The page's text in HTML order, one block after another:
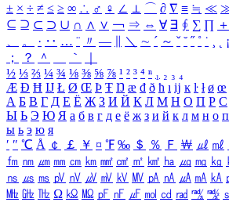
± × ÷ ≠ ≤ ≥ ∞ ∴ ♂ ♀ ∠ ⊥ ⌒ ∂ ∇ ≡ ≒ ≪
⊆ ⊇ ⊂ ⊃ ∪ ∩ ∧ ∨ ￢ ⇒ ⇔ ∀ ∃ ∮ ∑ ∏ ＋
、
。 · ‥ … ¨ 〃 ― ＼ ∼ ´ ～ ˇ ˘ ˝ ˚ ˙ ¸ ¡
；
？ ＾ ｀
½ ⅓ ⅔ ¼ ¾ ⅛ ⅜ ⅝ ⅞ ¹ ² ³ ⁴ ⁿ ₁ ₂ ₃ ₄
Æ Ð Ħ Ĳ Ł Ø Œ Þ Ŧ Ŋ æ đ ð ħ ı ĳ ĸ ŀ ł ø œ
А Б В Г Д Е Ё Ж З И Й К Л М Н О П Р С
Ы Ь Э Ю Я а б в г д е ё ж з и й к л м н о п
ы ь э ю я
′ ″ ℃ Å ￠ ￡ ￥ ¤ ℉ ‰ ＄ ％ Ｆ ￦ ㎕ ㎖
㎙ ㎚ ㎛ ㎜ ㎝ ㎞ ㎟ ㎠ ㎡ ㎢ ㏊ ㎍ ㎎ ㎏
㎱ ㎲ ㎳ ㎴ ㎵ ㎶ ㎷ ㎸ ㎹ ㎀ ㎁ ㎂ ㎃ ㎄
㎒ ㎓ ㎔ Ω ㏀ ㏁ ㎊ ㎋ ㎌ ㏖ ㏅ ㎭ ㎮ ㎯